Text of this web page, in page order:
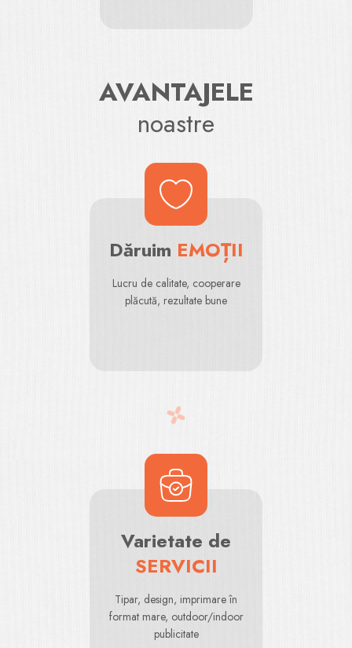
AVANTAJELE
noastre
Dăruim EMOȚII
Lucru de calitate, cooperare
plăcută, rezultate bune
Varietate de
SERVICII
Tipar, design, imprimare în
format mare, outdoor/indoor
publicitate